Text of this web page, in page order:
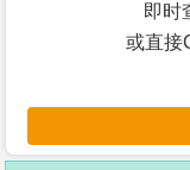
客
即时
或直接